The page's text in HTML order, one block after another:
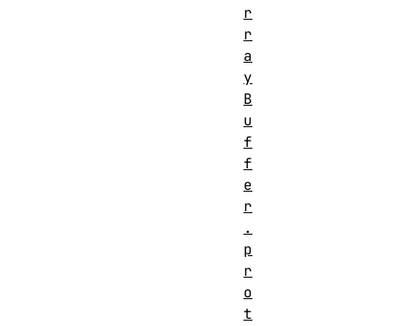
r
r
a
y
B
u
f
f
e
r
.
p
r
o
t